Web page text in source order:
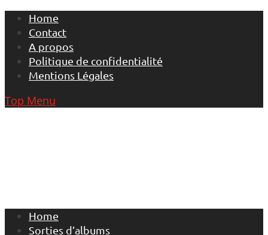
Skip
content
Home
Contact
A propos
Politique de confidentialité
Mentions Légales
Top Menu
Home
Sorties d’albums